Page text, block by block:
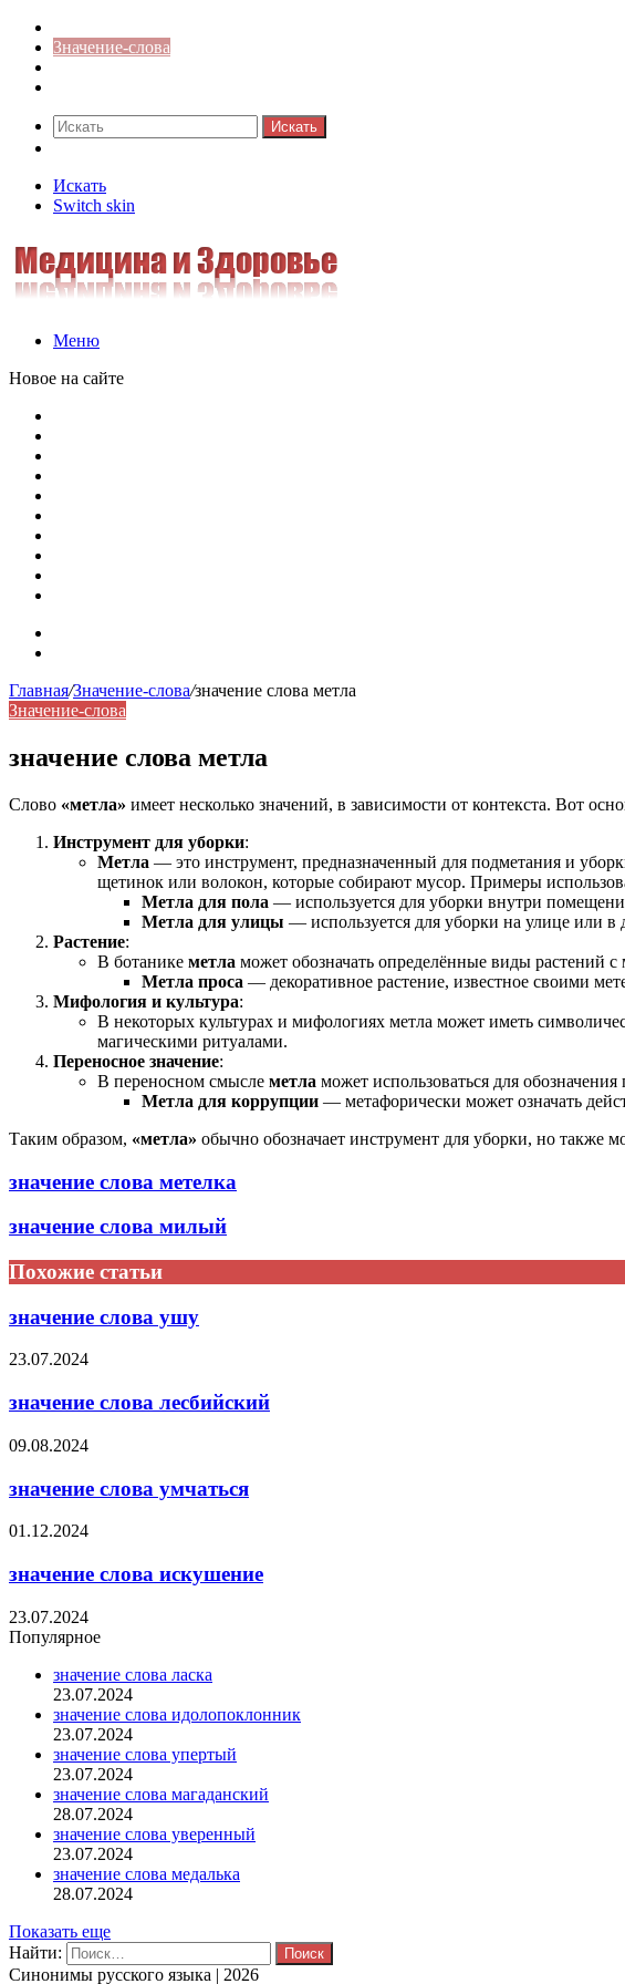
Значение-слова
Искать
Искать
Switch skin
Меню
Новое на сайте
Главная/Значение-слова/значение слова метла
Значение-слова
значение слова метла
Слово «метла» имеет несколько значений, в зависимости от контекста. Вот
Инструмент для уборки:
Метла — это инструмент, предназначенный для подметания и
щетинок или волокон, которые собирают мусор. Примеры
Метла для пола — используется для уборки внутри
Метла для улицы — используется для уборки на улице или в
Растение:
В ботанике метла может обозначать определённые виды растений
Метла проса — декоративное растение, известное своими
Мифология и культура:
В некоторых культурах и мифологиях метла может иметь
магическими ритуалами.
Переносное значение:
В переносном смысле метла может использоваться для
Метла для коррупции — метафорически может означать
Таким образом, «метла» обычно обозначает инструмент для уборки, но также
значение слова метелка
значение слова милый
Похожие статьи
значение слова ушу
23.07.2024
значение слова лесбийский
09.08.2024
значение слова умчаться
01.12.2024
значение слова искушение
23.07.2024
Популярное
значение слова ласка
23.07.2024
значение слова идолопоклонник
23.07.2024
значение слова упертый
23.07.2024
значение слова магаданский
28.07.2024
значение слова уверенный
23.07.2024
значение слова медалька
28.07.2024
Показать еще
Найти:
Синонимы русского языка | 2026